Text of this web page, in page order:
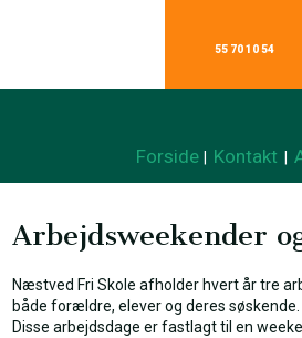
55 70 10 54
Forside Kontakt
Arbejdsweekender
Næstved Fri Skole afholder hvert år tre
både forældre, elever og deres søskende.
Disse arbejdsdage er fastlagt til en